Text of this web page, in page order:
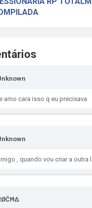
amo cara isso q eu precisava
, quando vou criar a outra